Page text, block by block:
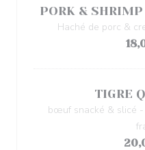
PORK &
Haché de porc &
TIGRE
bœuf snacké & slicé -